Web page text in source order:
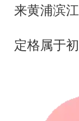
来黄浦滨
定格属于